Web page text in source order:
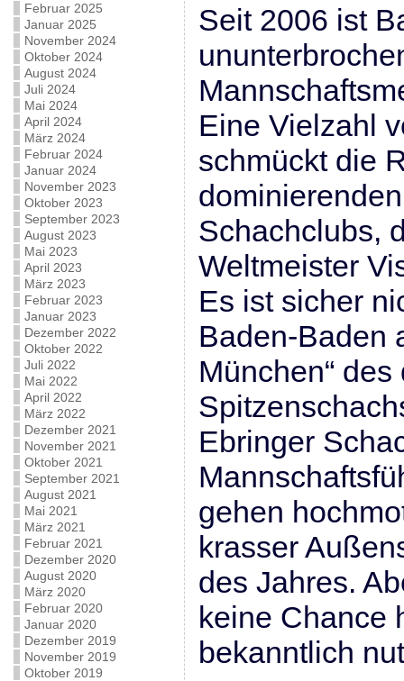
Februar 2025
Januar 2025
November 2024
Oktober 2024
August 2024
Juli 2024
Mai 2024
April 2024
März 2024
Februar 2024
Januar 2024
November 2023
Oktober 2023
September 2023
August 2023
Mai 2023
April 2023
März 2023
Februar 2023
Januar 2023
Dezember 2022
Oktober 2022
Juli 2022
Mai 2022
April 2022
März 2022
Dezember 2021
November 2021
Oktober 2021
September 2021
August 2021
Mai 2021
März 2021
Februar 2021
Dezember 2020
August 2020
März 2020
Februar 2020
Januar 2020
Dezember 2019
November 2019
Oktober 2019
Seit 2006 ist
Eine Vielzahl
schmückt die
Schachclubs,
Weltmeister
Es ist sicher
Baden-Baden
München“
Ebringer
gehen
krasser
des Jahres.
keine Chance
bekanntlich